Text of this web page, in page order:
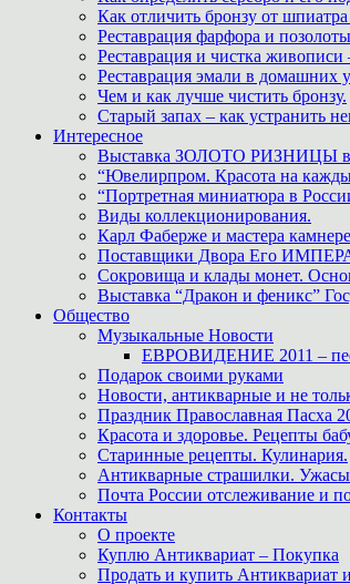
Как отличить бронзу от
Реставрация фарфора и
Реставрация и чистка живописи
Реставрация эмали в домашних
Чем и как лучше чистить бронзу.
Старый запах – как устранить
Интересное
Выставка ЗОЛОТО РИЗНИЦЫ в
“Ювелирпром. Красота на
“Портретная миниатюра в
Виды коллекционирования.
Карл Фаберже и мастера
Поставщики Двора Его
Сокровища и клады монет.
Выставка “Дракон и феникс”
Общество
Музыкальные Новости
ЕВРОВИДЕНИЕ 2011 –
Подарок своими руками
Новости, антикварные и не
Праздник Православная Пасха
Красота и здоровье. Рецепты
Старинные рецепты. Кулинария.
Антикварные страшилки.
Почта России отслеживание и
Контакты
О проекте
Куплю Антиквариат – Покупка
Продать и купить Антиквариат